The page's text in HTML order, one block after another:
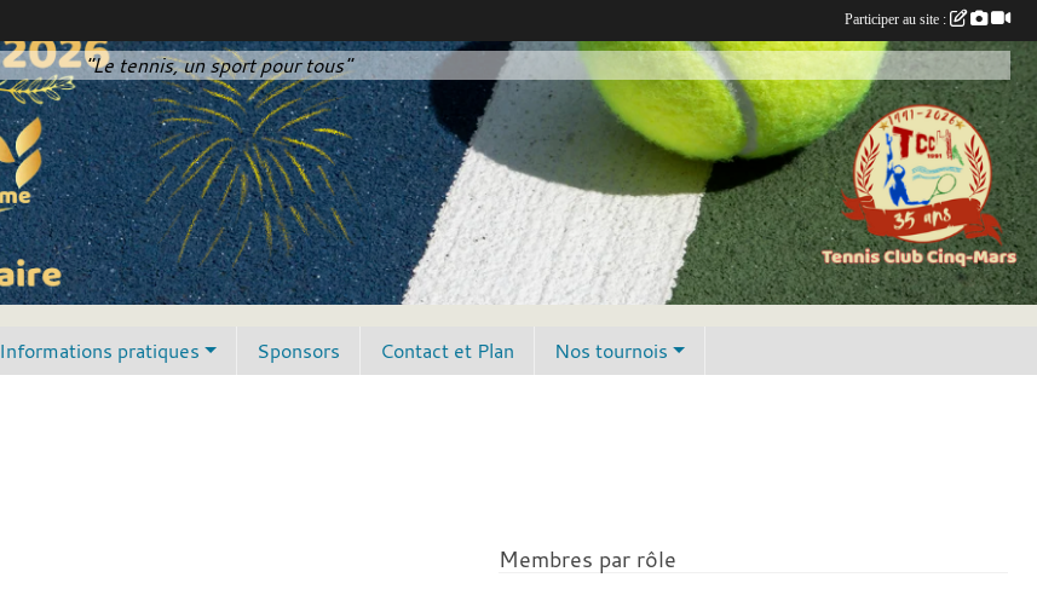
"Le tennis, un sport pour tous"
Informations pratiques Sponsors Contact et Plan Nos tournois
Membres par rôle
Participer au site :